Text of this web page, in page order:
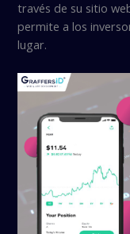
través de su sitio
permite a los
lugar.